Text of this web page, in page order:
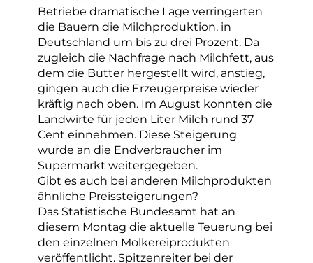
Betriebe dramatische Lage verringerten
die Bauern die Milchproduktion, in
Deutschland um bis zu drei Prozent. Da
zugleich die Nachfrage nach Milchfett, aus
dem die Butter hergestellt wird, anstieg,
gingen auch die Erzeugerpreise wieder
kräftig nach oben. Im August konnten die
Landwirte für jeden Liter Milch rund 37
Cent einnehmen. Diese Steigerung
wurde an die Endverbraucher im
Supermarkt weitergegeben.
Gibt es auch bei anderen Milchprodukten
ähnliche Preissteigerungen?
Das Statistische Bundesamt hat an
diesem Montag die aktuelle Teuerung bei
den einzelnen Molkereiprodukten
veröffentlicht. Spitzenreiter bei der